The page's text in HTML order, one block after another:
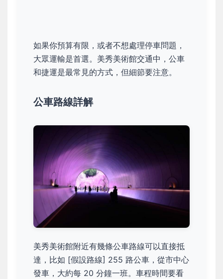
如果你預算有限，或者不想處理停車問題，
大眾運輸是首選。美秀美術館交通中，公車
和捷運是最常見的方式，但細節要注意。
公車路線詳解
美秀美術館附近有幾條公車路線可以直接抵
達，比如 [假設路線] 255 路公車，從市中心
發車，大約每 20 分鐘一班。車程時間要看